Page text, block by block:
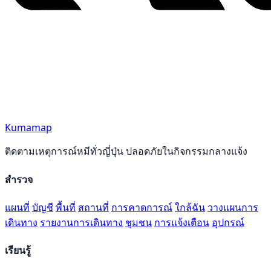
Kumamap
ติดตามเหตุการณ์หมีทั่วญี่ปุ่น ปลอดภัยในกิจกรรมกลางแจ้ง
สำรวจ
แผนที่ บัญชี พื้นที่ สถานที่ การคาดการณ์ใกล้ฉัน วางแผนการ
เดินทาง รายงานการเดินทาง ชุมชน การแจ้งเตือน อุปกรณ์
เรียนรู้